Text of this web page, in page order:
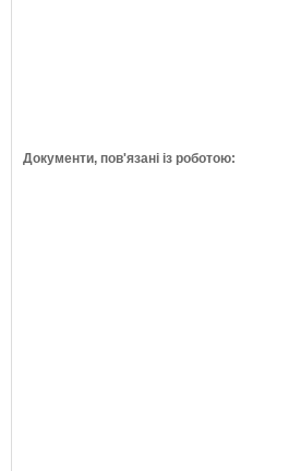
Документи, пов'язані із роботою: